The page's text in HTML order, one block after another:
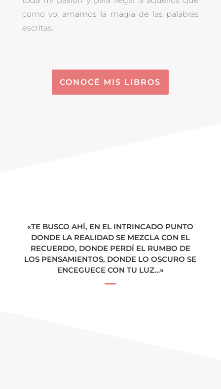
como yo, amamos la magia de las palabras
escritas.
CONOCÉ MIS LIBROS
«TE BUSCO AHÍ, EN EL INTRINCADO PUNTO
DONDE LA REALIDAD SE MEZCLA CON EL
RECUERDO, DONDE PERDÍ EL RUMBO DE
LOS PENSAMIENTOS, DONDE LO OSCURO SE
ENCEGUECE CON TU LUZ…»